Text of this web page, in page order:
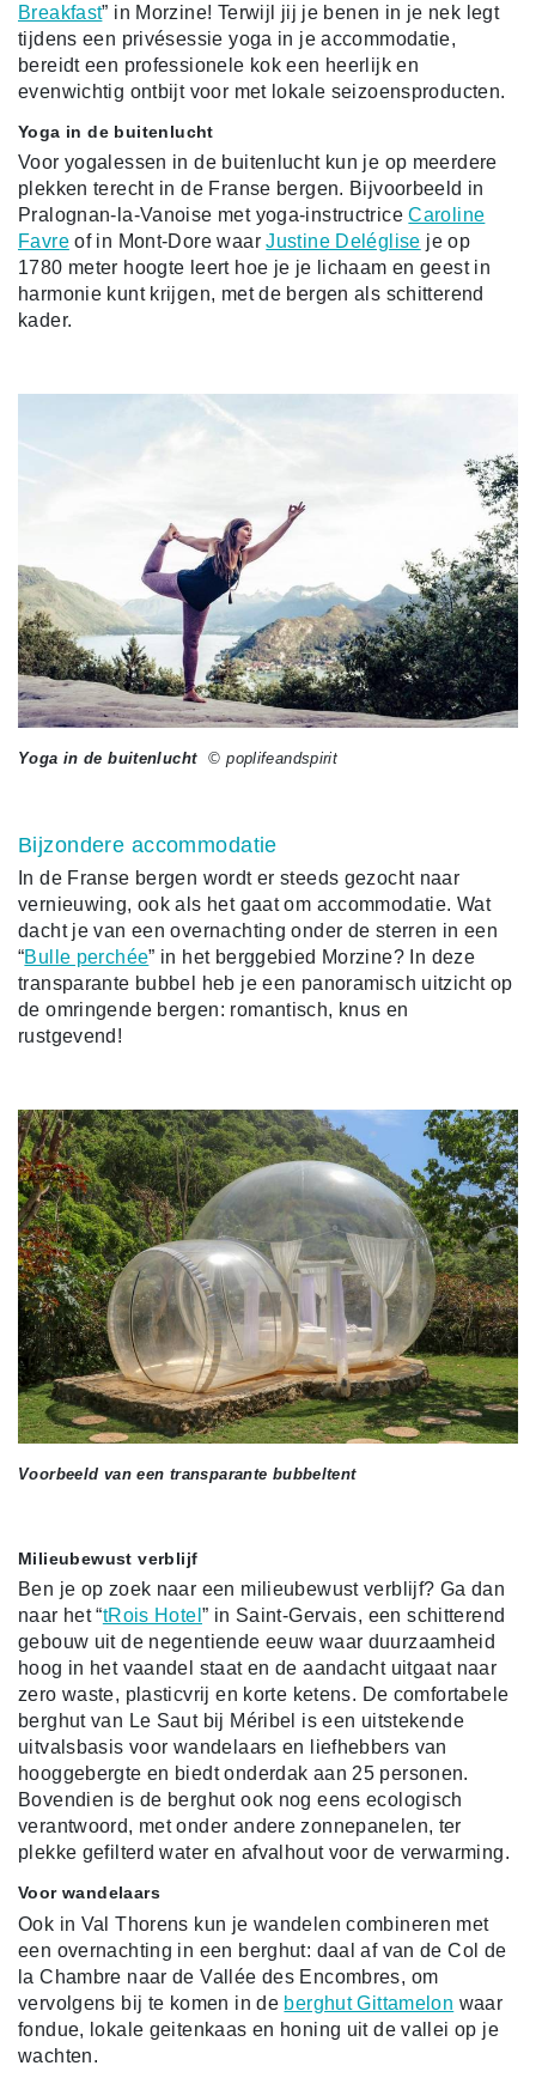
Breakfast” in Morzine! Terwijl jij je benen in je nek legt
tijdens een privésessie yoga in je accommodatie,
bereidt een professionele kok een heerlijk en
evenwichtig ontbijt voor met lokale seizoensproducten.
Yoga in de buitenlucht
Voor yogalessen in de buitenlucht kun je op meerdere
plekken terecht in de Franse bergen. Bijvoorbeeld in
Pralognan-la-Vanoise met yoga-instructriceCaroline
Favreof in Mont-Dore waarJustine Deléglise je op
1780 meter hoogte leert hoe je je lichaam en geest in
harmonie kunt krijgen, met de bergen als schitterend
kader.
Yoga in de buitenlucht © poplifeandspirit
Bijzondere accommodatie
In de Franse bergen wordt er steeds gezocht naar
vernieuwing, ook als het gaat om accommodatie. Wat
dacht je van een overnachting onder de sterren in een
“Bulle perchée” in het berggebied Morzine? In deze
transparante bubbel heb je een panoramisch uitzicht op
de omringende bergen: romantisch, knus en
rustgevend!
Voorbeeld van een transparante bubbeltent
Milieubewust verblijf
Ben je op zoek naar een milieubewust verblijf? Ga dan
naar het “tRois Hotel ” in Saint-Gervais, een schitterend
gebouw uit de negentiende eeuw waar duurzaamheid
hoog in het vaandel staat en de aandacht uitgaat naar
zero waste, plasticvrij en korte ketens. De comfortabele
berghut van Le Saut bij Méribel is een uitstekende
uitvalsbasis voor wandelaars en liefhebbers van
hooggebergte en biedt onderdak aan 25 personen.
Bovendien is de berghut ook nog eens ecologisch
verantwoord, met onder andere zonnepanelen, ter
plekke gefilterd water en afvalhout voor de verwarming.
Voor wandelaars
Ook in Val Thorens kun je wandelen combineren met
een overnachting in een berghut: daal af van de Col de
la Chambre naar de Vallée des Encombres, om
vervolgens bij te komen in de berghut Gittamelon waar
fondue, lokale geitenkaas en honing uit de vallei op je
wachten.